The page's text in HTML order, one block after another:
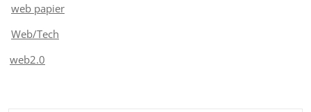
web papier
Web/Tech
web2.0